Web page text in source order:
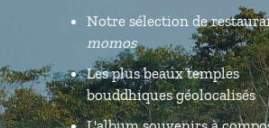
Notre sélection de
momos
Les plus beaux temples
bouddhiques géolocalisés